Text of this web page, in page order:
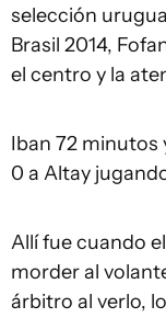
selección
Brasil 2014,
el centro y la
Iban 72 minutos
0 a Altay
Allí fue cuando
morder al
árbitro al verlo,